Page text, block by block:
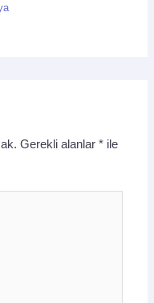
Gerekli alanlar* ile